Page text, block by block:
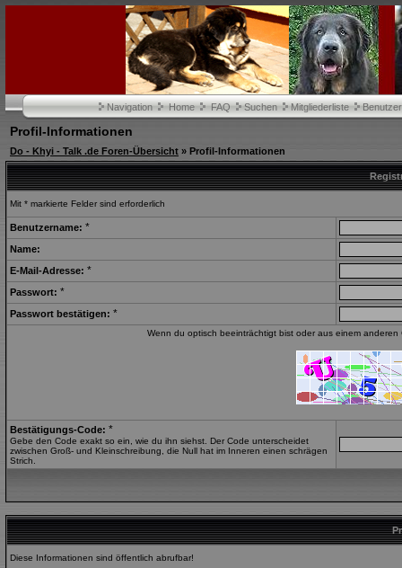
Navigation Home FAQ Suchen Mitgliederliste
Profil-Informationen
Do - Khyi - Talk .de Foren-Übersicht » Profil-Informationen
Mit * markierte Felder sind erforderlich
Benutzername: *
Name:
E-Mail-Adresse: *
Passwort: *
Passwort bestätigen: *
Wenn du optisch beeinträchtigt bist oder aus einem
Bestätigungs-Code: *
Gebe den Code exakt so ein, wie du ihn siehst. Der Code unterscheidet
zwischen Groß- und Kleinschreibung, die Null hat im Inneren einen schrägen
Strich.
Diese Informationen sind öffentlich abrufbar!